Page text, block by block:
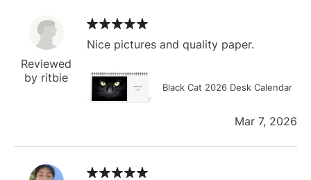
Reviewed
by ritbie
Nice pictures and quality paper.
Black Cat 2026 Desk Calendar
Mar 7, 2026